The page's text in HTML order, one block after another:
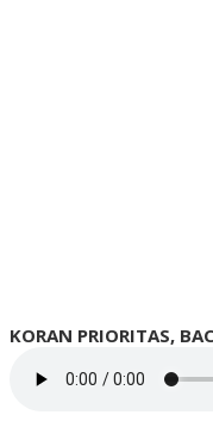
KORAN PRIORITAS,